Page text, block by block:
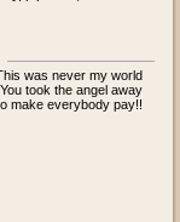
was never my world
You took the angel away
make everybody pay!!